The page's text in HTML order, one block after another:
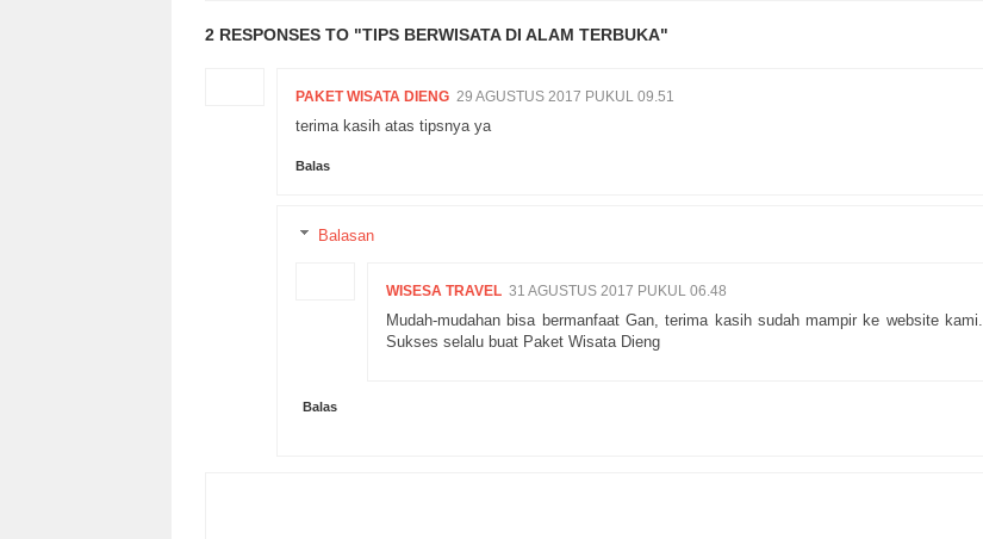
2 RESPONSES TO "TIPS BERWISATA DI ALAM TERBUKA"
PAKET WISATA DIENG 29 AGUSTUS 2017 PUKUL 09.51
terima kasih atas tipsnya ya
Balas
Balasan
WISESA TRAVEL 31 AGUSTUS 2017 PUKUL 06.48
Mudah-mudahan bisa bermanfaat Gan, terima kasih sudah mampir ke website kami.
Sukses selalu buat Paket Wisata Dieng
Balas